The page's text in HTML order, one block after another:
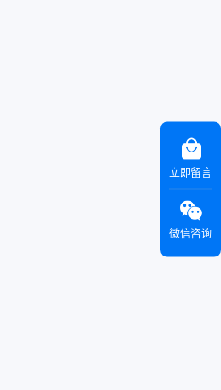
立即留言
微信咨询